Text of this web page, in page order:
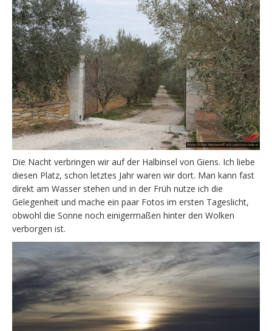
Die Nacht verbringen wir auf der Halbinsel von Giens. Ich liebe
diesen Platz, schon letztes Jahr waren wir dort. Man kann fast
direkt am Wasser stehen und in der Früh nutze ich die
Gelegenheit und mache ein paar Fotos im ersten Tageslicht,
obwohl die Sonne noch einigermaßen hinter den Wolken
verborgen ist.